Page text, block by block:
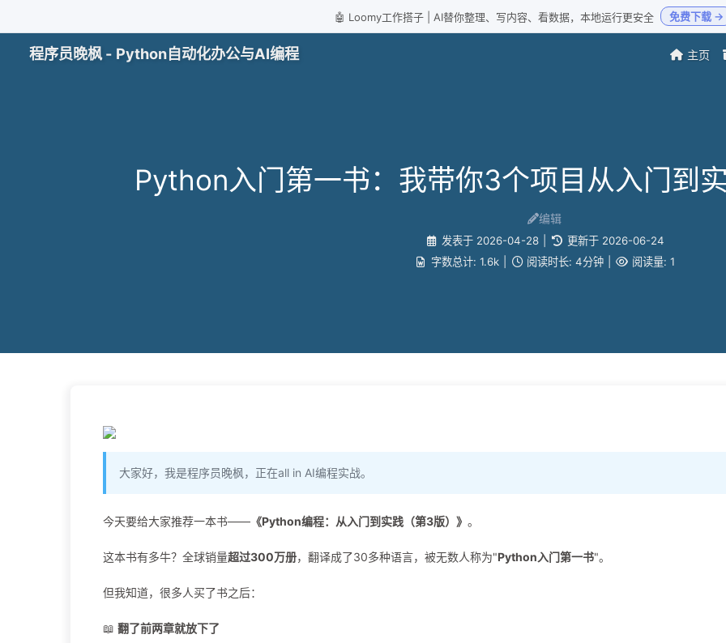
🤖 Loomy工作搭子 | AI替你整理、写内容、看数据，本地运行更安全 免费下载 →
程序员晚枫 - Python自动化办公与AI编程 主页
Python入门第一书：我带你3个项目从入门到
编辑
发表于 2026-04-28 更新于 2026-06-24
字数总计: 1.6k 阅读时长: 4分钟 阅读量: 1
大家好，我是程序员晚枫，正在all in AI编程实战。
今天要给大家推荐一本书—— 《Python编程：从入门到实践（第3版）》 。
这本书有多牛？全球销量超过300万册，翻译成了30多种语言，被无数人称为"Python入门第一书"。
但我知道，很多人买了书之后：
📖 翻了前两章就放下了